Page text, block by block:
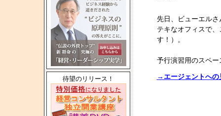
待望のリリース！
先日、ビューエル
テキなオフィスで
す！）。
予行演習用のスペ
→エージェントへの